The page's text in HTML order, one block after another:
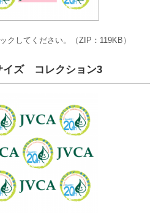
クしてください。（ZIP：119KB）
ズ コレクション3